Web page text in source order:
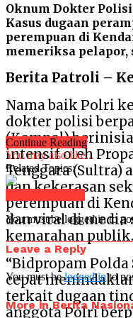
Oknum Dokter
Kasus dugaan
perempuan di
memeriksa pelapor,
Berita Patroli –
Nama baik Polri
dokter polisi
(Kompol)
intensif oleh
Tenggara (Sultra)
dan kekerasan
perempuan di
dan viral di media
kemarahan publik.
“Bidpropam
cepat
terkait dugaan
anggota Polri
Continue Reading
You may also like...
Related Topics:
You must be logged in to
Leave a Reply
You must belogged into
More in Berita